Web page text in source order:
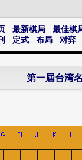
最新棋局
最佳棋
定式 布局 对弈
第一屆台湾